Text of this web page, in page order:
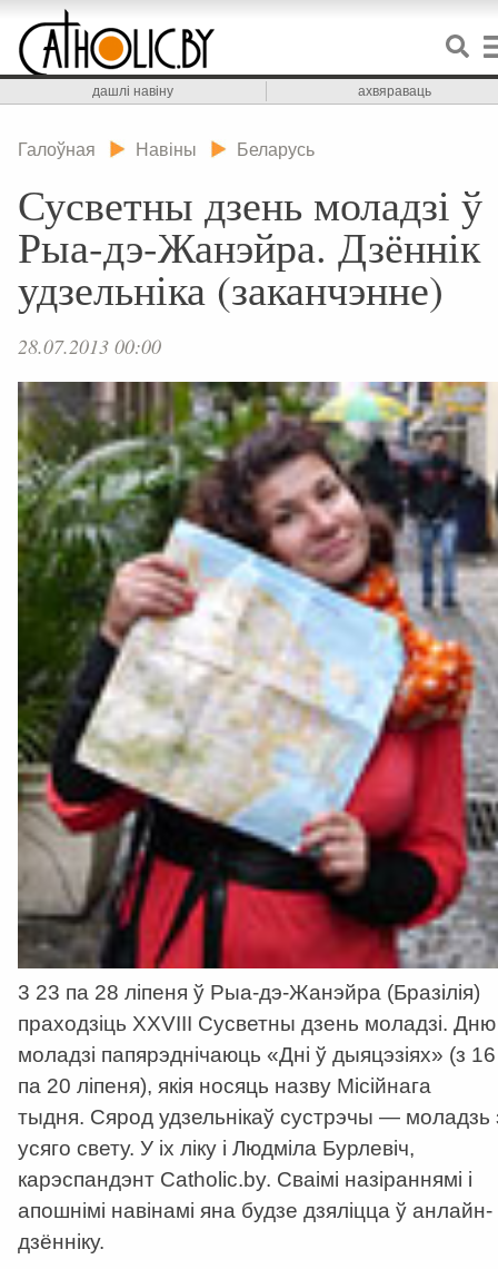
дашлі навіну ахвяраваць
Галоўная Навіны Беларусь
Сусветны дзень моладзі ў
Рыа-дэ-Жанэйра. Дзённік
удзельніка (заканчэнне)
28.07.2013 00:00
3 23 па 28 ліпеня ў Рыа-дэ-Жанэйра (Бразілія)
праходзіць XXVIII Сусветны дзень моладзі. Дню
моладзі папярэднічаюць «Дні ў дыяцэзіях» (з 16
па 20 ліпеня), якія носяць назву Місійнага
тыдня. Сярод удзельнікаў сустрэчы — моладзь
усяго свету. У іх ліку і Людміла Бурлевіч,
карэспандэнт Catholic.by. Сваімі назіраннямі і
апошнімі навінамі яна будзе дзяліцца ў анлайн-
дзённіку.